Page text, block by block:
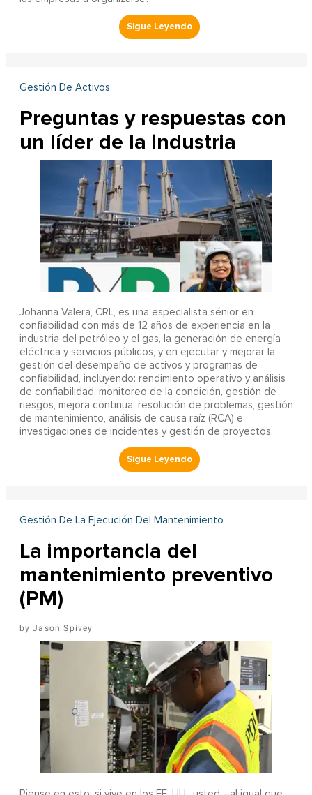
Gestión De Activos
Preguntas y respuestas con
un líder de la industria
Johanna Valera, CRL, es una especialista sénior en
confiabilidad con más de 12 años de experiencia en la
industria del petróleo y el gas, la generación de energía
eléctrica y servicios públicos, y en ejecutar y mejorar la
gestión del desempeño de activos y programas de
confiabilidad, incluyendo: rendimiento operativo y análisis
de confiabilidad, monitoreo de la condición, gestión de
riesgos, mejora continua, resolución de problemas, gestión
de mantenimiento, análisis de causa raíz (RCA) e
investigaciones de incidentes y gestión de proyectos.
Gestión De La Ejecución Del Mantenimiento
La importancia del
mantenimiento preventivo
(PM)
Jason Spivey